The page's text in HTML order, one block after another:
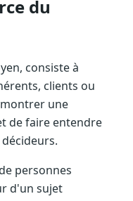
du
consiste à
clients ou
une
de faire entendre
personnes
d'un sujet